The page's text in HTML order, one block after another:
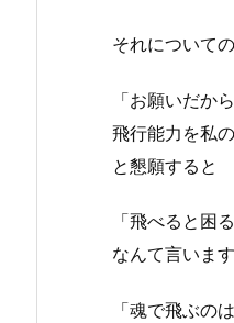
それについて
「お願いだから
飛行能力を私
と懇願すると
「飛べると困
なんて言います
「魂で飛ぶの